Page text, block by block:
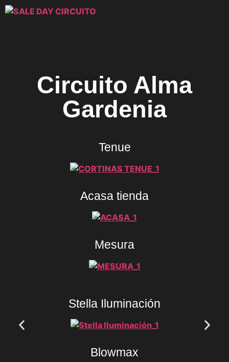
Circuito Alma
Gardenia
Tenue
Acasa tienda
Mesura
Stella Iluminación
Blowmax